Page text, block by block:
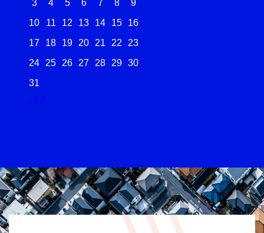
3
4 5 6 7 8
9
10
11 12 13 14 15
16
17
18 19 20 21 22
23
24
25 26 27 28 29 30
31